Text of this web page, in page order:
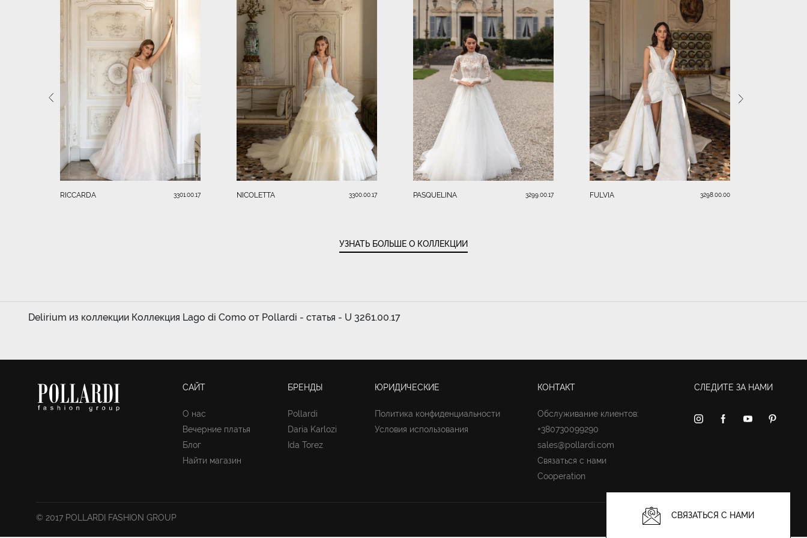
RICCARDA 3301.00.17 NICOLETTA 3300.00.17 PASQUELINA 3299.00.17 FULVIA 3298.00.00
УЗНАТЬ БОЛЬШЕ О КОЛЛЕКЦИИ
Delirium из коллекции Коллекция Lago di Como от Pollardi - статья - U 3261.00.17
САЙТ
О нас
Вечерние платья
Блог
Найти магазин
БРЕНДЫ
Pollardi
Daria Karlozi
Ida Torez
ЮРИДИЧЕСКИЕ
Политика конфиденциальности
Условия использования
КОНТАКТ
Обслуживание клиентов:
+380730099290
sales@pollardi.com
Связаться с нами
Cooperation
СЛЕДИТЕ ЗА НАМИ
© 2017 POLLARDI FASHION GROUP СВЯЗАТЬСЯ С НАМИ